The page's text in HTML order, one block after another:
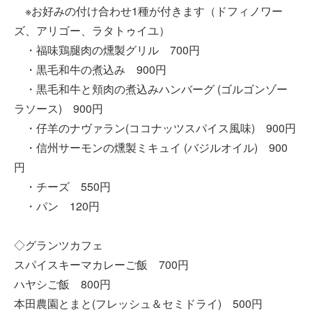
※お好みの付け合わせ1種が付きます（ドフィノワー
ズ、アリゴー、ラタトゥイユ）
・福味鶏腿肉の燻製グリル 700円
・黒毛和牛の煮込み 900円
・黒毛和牛と頬肉の煮込みハンバーグ (ゴルゴンゾー
ラソース) 900円
・仔羊のナヴァラン(ココナッツスパイス風味) 900円
・信州サーモンの燻製ミキュイ (バジルオイル) 900
円
・チーズ 550円
・パン 120円
◇グランツカフェ
スパイスキーマカレーご飯 700円
ハヤシご飯 800円
本田農園とまと(フレッシュ＆セミドライ) 500円